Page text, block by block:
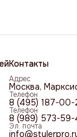
Контакты
Адрес
Москва,
Телефон
8 (495) 187-00-
Телефон
8 (989) 573-59-
Эл. почта